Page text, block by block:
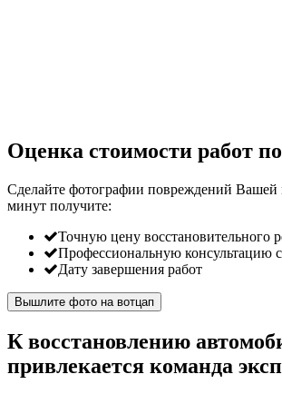
Оценка стоимости работ
Сделайте фотографии повреждений
минут получите:
Точную цену восстановительного
Профессиональную консультацию
Дату завершения работ
Вышлите фото на вотцап
К восстановлению
привлекается команда